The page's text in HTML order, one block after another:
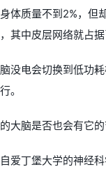
体质量不到2%，但
其中皮层网络就占据
没电会切换到低功
。
大脑是否也会有它的
爱丁堡大学的神经